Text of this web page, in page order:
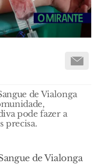
de Vialonga
pode fazer a
precisa.
de Vialonga